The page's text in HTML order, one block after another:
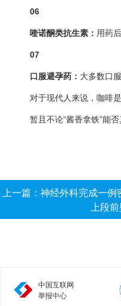
06
喹诺酮类抗生素： 用药
07
口服避孕药： 大多数口
对于现代人来说，咖啡
暂且不论“酱香拿铁”能
上一篇：神经外科完成一
上段
中国互联网
举报中心